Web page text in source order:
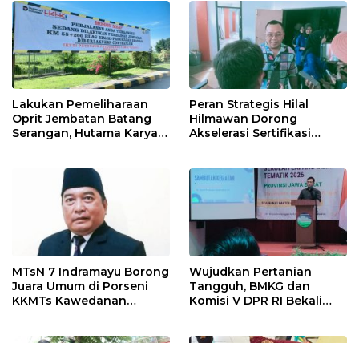
Pekanbaru!
Lakukan Pemeliharaan
Oprit Jembatan Batang
Serangan, Hutama Karya
Peran Strategis Hilal
Hilmawan Dorong
Akselerasi Sertifikasi
Indramayu
MTsN 7 Indramayu Borong
Juara Umum di Porseni
KKMTs Kawedanan
Wujudkan Pertanian
Tangguh, BMKG dan
Komisi V DPR RI Bekali